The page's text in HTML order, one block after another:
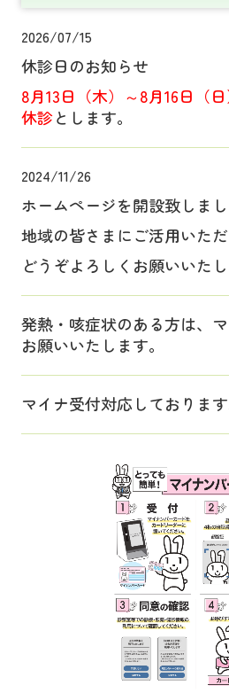
2026/07/15
休診日のお知らせ
8月13日（木）～8月16日（日
休診とします。
2024/11/26
ホームページを開設致しまし
地域の皆さまにご活用いただ
どうぞよろしくお願いいたし
発熱・咳症状のある方は、
お願いいたします。
マイナ受付対応しております